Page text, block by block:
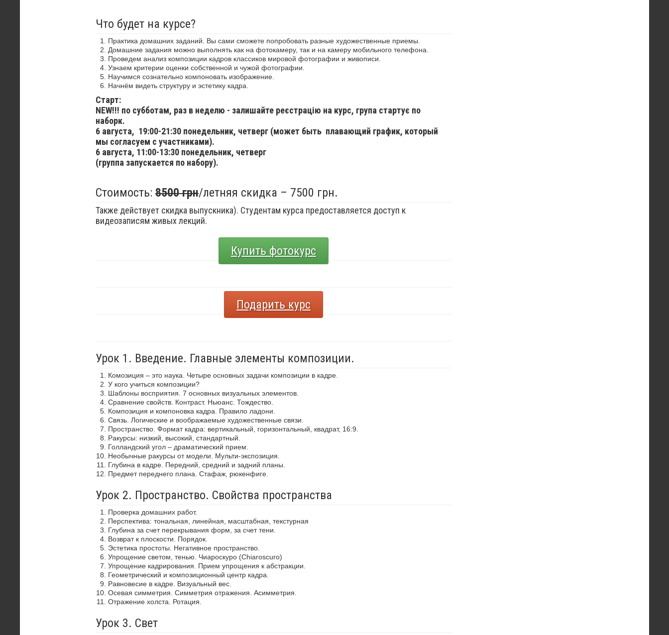
Что будет на курсе?
Практика домашних заданий. Вы сами сможете попробовать разные художественные приемы.
Домашние задания можно выполнять как на фотокамеру, так и на камеру мобильного телефона.
Проведем анализ композиции кадров классиков мировой фотографии и живописи.
Узнаем критерии оценки собственной и чужой фотографии.
Научимся сознательно компоновать изображение.
Начнём видеть структуру и эстетику кадра.
Старт:
NEW!!! по субботам, раз в неделю - залишайте реєстрацію на курс, група стартує по
наборк.
6 августа, 19:00-21:30 понедельник, четверг (может быть плавающий график, который
мы согласуем с участниками).
6 августа, 11:00-13:30 понедельник, четверг
(группа запускается по набору).
Стоимость: 8500 грн/летняя скидка – 7500 грн.
Также действует скидка выпускника). Студентам курса предоставляется доступ к
видеозаписям живых лекций.
Купить фотокурс
Подарить курс
Урок 1. Введение. Главные элементы композиции.
Комозиция – это наука. Четыре основных задачи композиции в кадре.
У кого учиться композиции?
Шаблоны восприятия. 7 основных визуальных элементов.
Сравнение свойств. Контраст. Ньюанс. Тождество.
Композиция и компоновка кадра. Правило ладони.
Связь. Логические и воображаемые художественные связи.
Пространство. Формат кадра: вертикальный, горизонтальный, квадрат, 16:9.
Ракурсы: низкий, высокий, стандартный.
Голландский угол – драматический прием.
Необычные ракурсы от модели. Мульти-экспозиция.
Глубина в кадре. Передний, средний и задний планы.
Предмет переднего плана. Стафаж, рюкенфиге.
Урок 2. Пространство. Свойства пространства
Проверка домашних работ.
Перспектива: тональная, линейная, масштабная, текстурная
Глубина за счет перекрывания форм, за счет тени.
Возврат к плоскости. Порядок.
Эстетика простоты. Негативное пространство.
Упрощение светом, тенью. Чиароскуро (Chiaroscuro)
Упрощение кадрирования. Прием упрощения к абстракции.
Геометрический и композиционный центр кадра.
Равновесие в кадре. Визуальный вес.
Осевая симметрия. Симметрия отражения. Асимметрия.
Отражение холста. Ротация.
Урок 3. Свет